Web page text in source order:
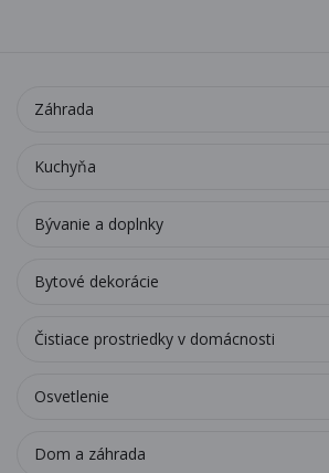
Záhrada
Kuchyňa
Bývanie a doplnky
Bytové dekorácie
Čistiace prostriedky v domácnosti
Osvetlenie
Dom a záhrada